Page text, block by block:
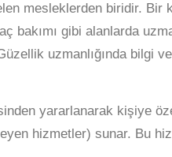
mesleklerden biridir. Bir
bakımı gibi alanlarda
uzmanlığında bilgi
yararlanarak kişiye
hizmetler) sunar. Bu